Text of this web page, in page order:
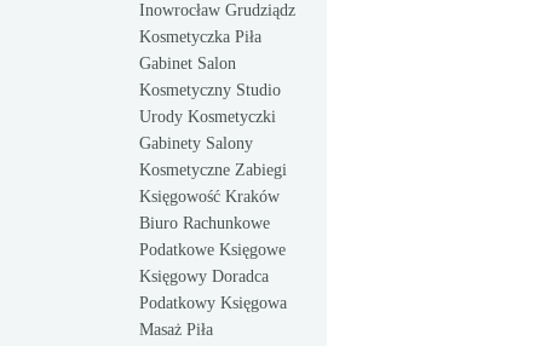
Inowrocław Grudziądz
Kosmetyczka Piła
Gabinet Salon
Kosmetyczny Studio
Urody Kosmetyczki
Gabinety Salony
Kosmetyczne Zabiegi
Księgowość Kraków
Biuro Rachunkowe
Podatkowe Księgowe
Księgowy Doradca
Podatkowy Księgowa
Masaż Piła